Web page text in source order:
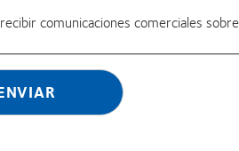
comunicaciones comerciales